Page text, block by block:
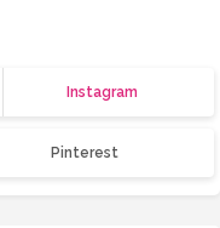
Instagram
Pinterest